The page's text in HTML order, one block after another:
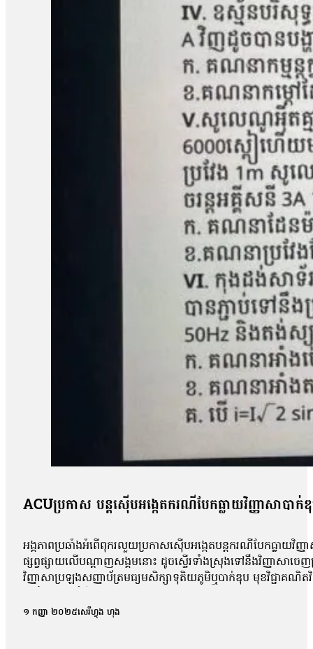
ACUប្រកាស បន្តស៊ើបអង្កេតករណីបែកធ្លាយវិញ្ញាសាបាក់
អង្គភាពប្រឆាំងអំពើពុករលួយប្រកាសស៊ើបអង្កេតបន្តករណីបែកធ្លាយវិ
ផ្សព្វផ្សាយលើបណ្ដាញសង្គមនោះ ដូចស្ទើរទាំងស្រុងទៅនឹងវិញ្ញាសាច
វិញ្ញាសាប្រឡងសញ្ញាប័ត្រមធ្យមសិក្សាទុតិយភូមិឬបាក់ឌុប មុខវិជ្ជាគណិត
ពេល នៅក្នុងគ្រុបតេឡេក្រាម ដែលបានបែកធ្លាយ។ តាមរយៈលិខិតចុះថ្
១ កញ្ញា ២០២៥សេរីហ្វុង ហុង